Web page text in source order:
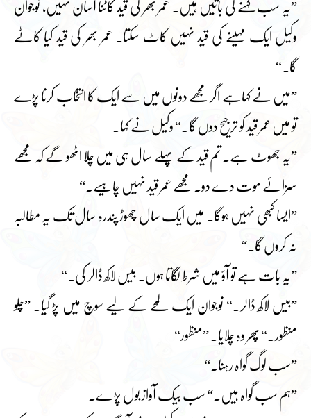
”یہ سب کہنے کی باتیں ہیں۔ عمر بھر کی قید کاٹنا آسان نہیں، نوجوان
وکیل ایک مہینے کی قید نہیں کاٹ سکتا۔ عمر بھر کی قید کیا کاٹے
گا۔“
”میں نے کہاہے اگر مجھے دونوں میں سے ایک کا انتخاب کرنا پڑے
تو میں عمر قید کو ترجیح دوں گا۔“ وکیل نے کہا۔
”یہ جھوٹ ہے۔ تم قید کے پہلے سال ہی میں چلا اٹھو گے کہ مجھے
سزائے موت دے دو۔ مجھے عمر قید نہیں چاہیے۔“
”ایسا کبھی نہیں ہوگا۔ میں ایک سال چھوڑ پندرہ سال تک یہ مطالبہ
نہ کروں گا۔“
”یہ بات ہے تو آؤ میں شرط لگاتا ہوں۔ بیس لاکھ ڈالر کی۔“
”بیس لاکھ ڈالر۔“ نوجوان ایک لمحے کے لیے سوچ میں پڑ گیا۔ ”چلو
منظور۔“ پھر وہ چلایا۔ ”منظور“
”سب لوگ گواہ رہنا۔“
”ہم سب گواہ ہیں۔“ سب بیک آواز بول پڑے۔